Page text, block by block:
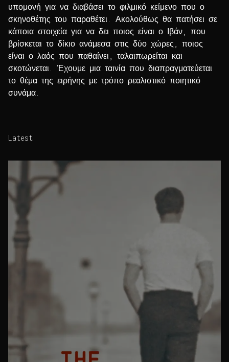
υπομονή για να διαβάσει το φιλμικό κείμενο που ο
σκηνοθέτης του παραθέτει. Ακολούθως θα πατήσει σε
κάποια στοιχεία για να δει ποιος είναι ο Ιβάν, που
βρίσκεται το δίκιο ανάμεσα στις δύο χώρες, ποιος
είναι ο λαός που παθαίνει, ταλαιπωρείται και
σκοτώνεται. Έχουμε μια ταινία που διαπραγματεύεται
το θέμα της ειρήνης με τρόπο ρεαλιστικό ποιητικό
συνάμα.
Latest